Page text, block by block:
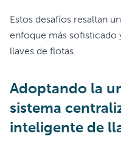
Estos desafíos resaltan
enfoque más sofisticado
llaves de flotas.
Adoptando la
sistema
inteligente de